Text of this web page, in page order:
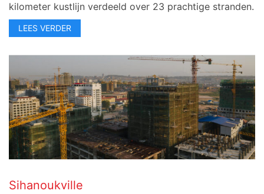
kilometer kustlijn verdeeld over 23 prachtige stranden.
LEES VERDER
Sihanoukville